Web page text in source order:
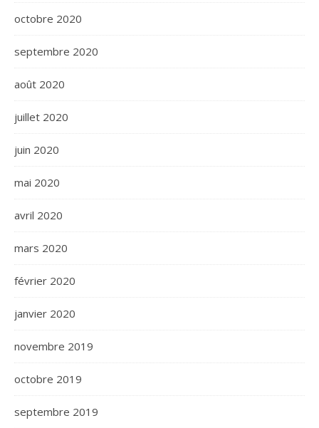
octobre 2020
septembre 2020
août 2020
juillet 2020
juin 2020
mai 2020
avril 2020
mars 2020
février 2020
janvier 2020
novembre 2019
octobre 2019
septembre 2019